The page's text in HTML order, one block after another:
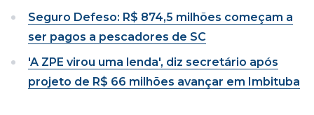
Seguro Defeso: R$ 874,5 milhões começam a
ser pagos a pescadores de SC
'A ZPE virou uma lenda', diz secretário após
projeto de R$ 66 milhões avançar em Imbituba